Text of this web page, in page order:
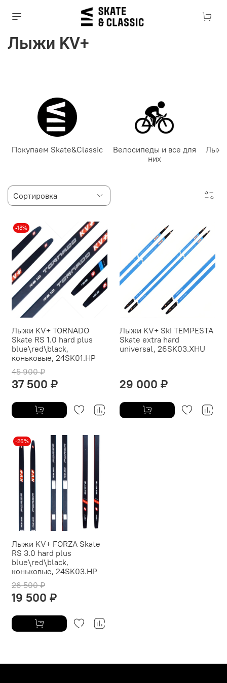
Лыжи KV+
Покупаем Skate&Classic
Велосипеды и все для
них
-18%
Лыжи KV+ TORNADO
Skate RS 1.0 hard plus
blue\red\black,
коньковые, 24SK01.HP
45 900 ₽
37 500 ₽
Лыжи KV+ Ski TEMPESTA
Skate extra hard
universal, 26SK03.XHU
29 000 ₽
-26%
Лыжи KV+ FORZA Skate
RS 3.0 hard plus
blue\red\black,
коньковые, 24SK03.HP
26 500 ₽
19 500 ₽